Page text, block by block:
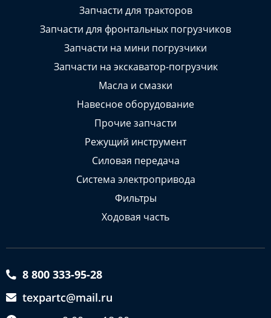
Запчасти для тракторов
Запчасти для фронтальных погрузчиков
Запчасти на мини погрузчики
Запчасти на экскаватор-погрузчик
Масла и смазки
Навесное оборудование
Прочие запчасти
Режущий инструмент
Силовая передача
Система электропривода
Фильтры
Ходовая часть
8 800 333-95-28
texpartc@mail.ru